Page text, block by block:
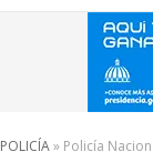
POLICÍA» Policía